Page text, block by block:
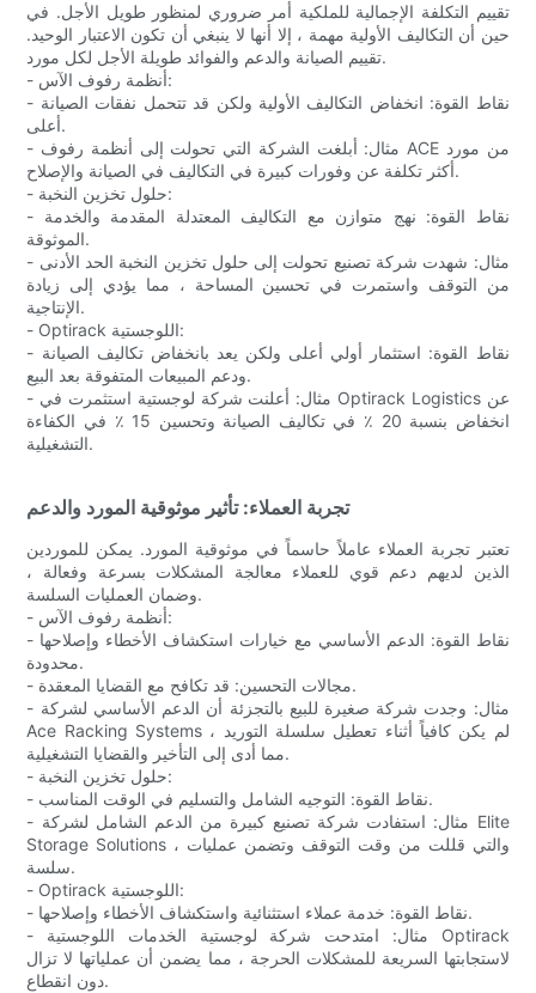
تقييم التكلفة الإجمالية للملكية أمر ضروري لمنظور طويل الأجل. في
حين أن التكاليف الأولية مهمة ، إلا أنها لا ينبغي أن تكون الاعتبار الوحيد.
تقييم الصيانة والدعم والفوائد طويلة الأجل لكل مورد.
- أنظمة رفوف الآس:
- نقاط القوة: انخفاض التكاليف الأولية ولكن قد تتحمل نفقات الصيانة
أعلى.
- مثال: أبلغت الشركة التي تحولت إلى أنظمة رفوف ACE من مورد
أكثر تكلفة عن وفورات كبيرة في التكاليف في الصيانة والإصلاح.
- حلول تخزين النخبة:
- نقاط القوة: نهج متوازن مع التكاليف المعتدلة المقدمة والخدمة
الموثوقة.
- مثال: شهدت شركة تصنيع تحولت إلى حلول تخزين النخبة الحد الأدنى
من التوقف واستمرت في تحسين المساحة ، مما يؤدي إلى زيادة
الإنتاجية.
- Optirack اللوجستية:
- نقاط القوة: استثمار أولي أعلى ولكن يعد بانخفاض تكاليف الصيانة
ودعم المبيعات المتفوقة بعد البيع.
- مثال: أعلنت شركة لوجستية استثمرت في Optirack Logistics عن
انخفاض بنسبة 20 ٪ في تكاليف الصيانة وتحسين 15 ٪ في الكفاءة
التشغيلية.
تجربة العملاء: تأثير موثوقية المورد والدعم
تعتبر تجربة العملاء عاملاً حاسماً في موثوقية المورد. يمكن للموردين
الذين لديهم دعم قوي للعملاء معالجة المشكلات بسرعة وفعالة ،
وضمان العمليات السلسة.
- أنظمة رفوف الآس:
- نقاط القوة: الدعم الأساسي مع خيارات استكشاف الأخطاء وإصلاحها
محدودة.
- مجالات التحسين: قد تكافح مع القضايا المعقدة.
- مثال: وجدت شركة صغيرة للبيع بالتجزئة أن الدعم الأساسي لشركة
Ace Racking Systems لم يكن كافياً أثناء تعطيل سلسلة التوريد ،
مما أدى إلى التأخير والقضايا التشغيلية.
- حلول تخزين النخبة:
- نقاط القوة: التوجيه الشامل والتسليم في الوقت المناسب.
- مثال: استفادت شركة تصنيع كبيرة من الدعم الشامل لشركة Elite
Storage Solutions ، والتي قللت من وقت التوقف وتضمن عمليات
سلسة.
- Optirack اللوجستية:
- نقاط القوة: خدمة عملاء استثنائية واستكشاف الأخطاء وإصلاحها.
- مثال: امتدحت شركة لوجستية الخدمات اللوجستية Optirack
لاستجابتها السريعة للمشكلات الحرجة ، مما يضمن أن عملياتها لا تزال
دون انقطاع.